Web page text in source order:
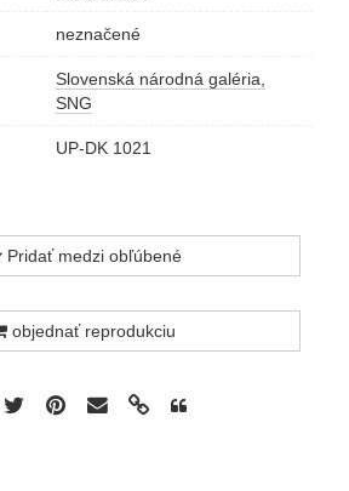
neznačené
Slovenská národná galéria,
SNG
UP-DK 1021
Pridať medzi obľúbené
objednať reprodukciu